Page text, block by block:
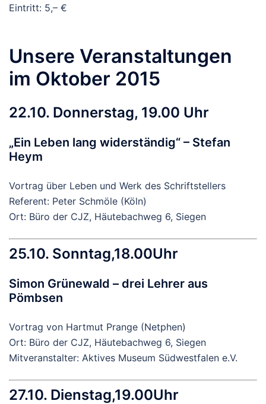
Eintritt: 5,– €
Unsere Veranstaltungen
im Oktober 2015
22.10. Donnerstag, 19.00 Uhr
„Ein Leben lang widerständig“ – Stefan
Heym
Vortrag über Leben und Werk des Schriftstellers
Referent: Peter Schmöle (Köln)
Ort: Büro der CJZ, Häutebachweg 6, Siegen
25.10. Sonntag,18.00Uhr
Simon Grünewald – drei Lehrer aus
Pömbsen
Vortrag von Hartmut Prange (Netphen)
Ort: Büro der CJZ, Häutebachweg 6, Siegen
Mitveranstalter: Aktives Museum Südwestfalen e.V.
27.10. Dienstag,19.00Uhr